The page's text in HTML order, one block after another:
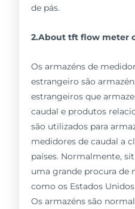
de pás.
2.About tft flow meter
Os armazéns de
estrangeiro são
estrangeiros que
caudal e produtos
são utilizados para
medidores de caudal a
países. Normalmente,
uma grande procura de
como os Estados
Os armazéns são